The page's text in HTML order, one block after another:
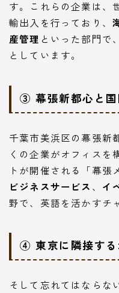
す。これらの企業は、
輸出入を行っており、
産管理 といった部門で
としています。
③ 幕張新都心と国
千葉市美浜区の幕張新
くの企業がオフィスを
トが開催される「幕張
ビジネスサービス 、 イ
野で、英語を活かすチ
④ 東京に隣接する
そして忘れてはならな